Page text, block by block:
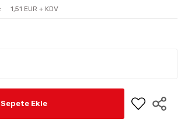
1,51 EUR + KDV
Sepete Ekle